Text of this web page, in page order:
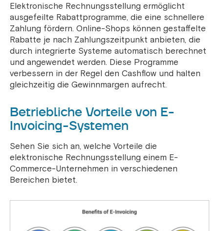
Elektronische Rechnungsstellung ermöglicht
ausgefeilte Rabattprogramme, die eine schnellere
Zahlung fördern. Online-Shops können gestaffelte
Rabatte je nach Zahlungszeitpunkt anbieten, die
durch integrierte Systeme automatisch berechnet
und angewendet werden. Diese Programme
verbessern in der Regel den Cashflow und halten
gleichzeitig die Gewinnmargen aufrecht.
Betriebliche Vorteile von E-
Invoicing-Systemen
Sehen Sie sich an, welche Vorteile die
elektronische Rechnungsstellung einem E-
Commerce-Unternehmen in verschiedenen
Bereichen bietet.